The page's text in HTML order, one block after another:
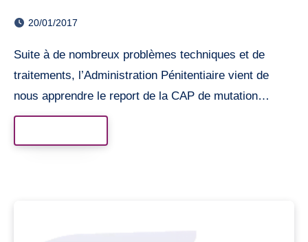
20/01/2017
Suite à de nombreux problèmes techniques et de
traitements, l’Administration Pénitentiaire vient de
nous apprendre le report de la CAP de mutation…